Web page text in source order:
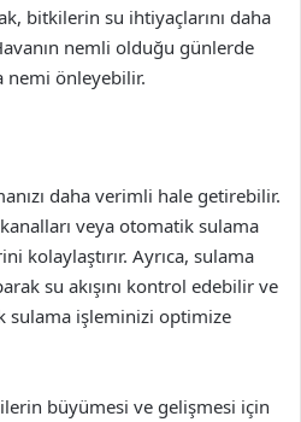
bitkilerin su ihtiyaçlarını daha
nemli olduğu günlerde
nemi önleyebilir.
daha verimli hale getirebilir.
veya otomatik sulama
kolaylaştırır. Ayrıca, sulama
su akışını kontrol edebilir ve
sulama işleminizi optimize
büyümesi ve gelişmesi için